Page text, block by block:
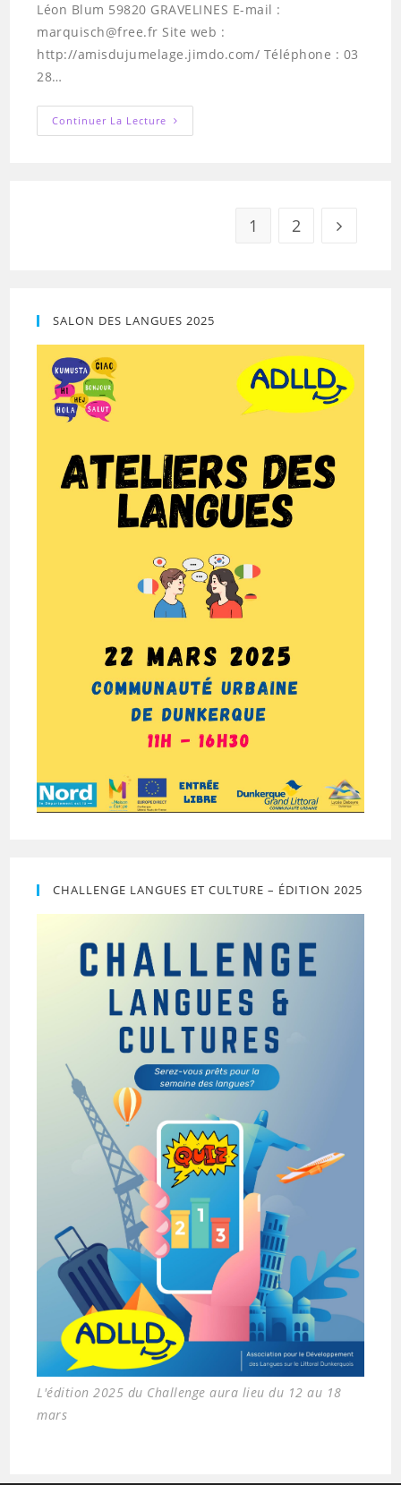
Léon Blum 59820 GRAVELINES E-mail :
marquisch@free.fr Site web :
http://amisdujumelage.jimdo.com/ Téléphone : 03
28…
Continuer La Lecture Amis
Du
1 2 Aller à la
SALON DES LANGUES 2025
CHALLENGE LANGUES ET CULTURE – ÉDITION 2025
L'édition 2025 du Challenge aura lieu du 12 au 18
mars